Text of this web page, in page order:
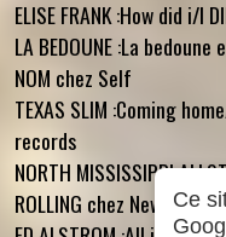
ELISE FRANK :How did i/I
LA BEDOUNE :La bedoune
NOM chez Self
TEXAS SLIM :Coming
records
NORTH MISSISSIPPI
ROLLING chez New west
Ce